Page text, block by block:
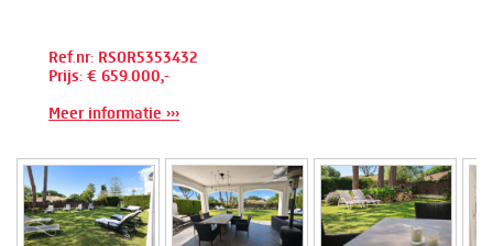
Ref.nr: RSOR5353432
Prijs: € 659.000,-
Meer informatie ›››